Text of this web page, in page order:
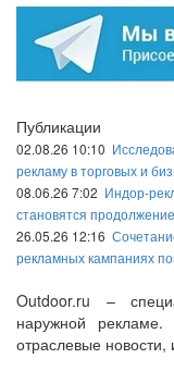
Публикации
02.08.26 10:10
рекламу в торговых и
08.06.26 7:02 Индор-
становятся
26.05.26 12:16
рекламных кампаниях
Outdoor.ru –
наружной рекламе.
отраслевые